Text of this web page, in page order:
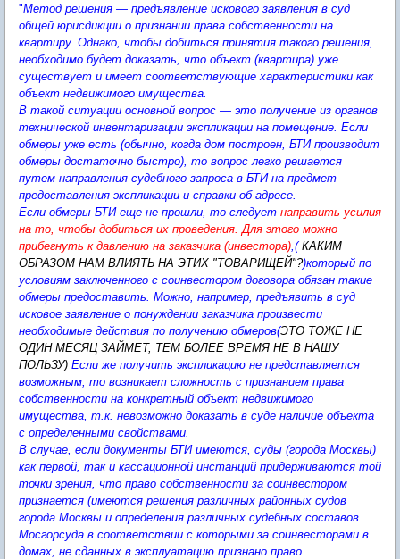
"Метод решения — предъявление искового заявления в суд
общей юрисдикции о признании права собственности на
квартиру. Однако, чтобы добиться принятия такого решения,
необходимо будет доказать, что объект (квартира) уже
существует и имеет соответствующие характеристики как
объект недвижимого имущества.
В такой ситуации основной вопрос — это получение из органов
технической инвентаризации экспликации на помещение. Если
обмеры уже есть (обычно, когда дом построен, БТИ производит
обмеры достаточно быстро), то вопрос легко решается
путем направления судебного запроса в БТИ на предмет
предоставления экспликации и справки об адресе.
Если обмеры БТИ еще не прошли, то следует направить усилия
на то, чтобы добиться их проведения. Для этого можно
прибегнуть к давлению на заказчика (инвестора) ,(КАКИМ
ОБРАЗОМ НАМ ВЛИЯТЬ НА ЭТИХ "ТОВАРИЩЕЙ"?)который по
условиям заключенного с соинвестором договора обязан такие
обмеры предоставить. Можно, например, предъявить в суд
исковое заявление о понуждении заказчика произвести
необходимые действия по получению обмеров(ЭТО ТОЖЕ НЕ
ОДИН МЕСЯЦ ЗАЙМЕТ, ТЕМ БОЛЕЕ ВРЕМЯ НЕ В НАШУ
ПОЛЬЗУ) Если же получить экспликацию не представляется
возможным, то возникает сложность с признанием права
собственности на конкретный объект недвижимого
имущества, т.к. невозможно доказать в суде наличие объекта
с определенными свойствами.
В случае, если документы БТИ имеются, суды (города Москвы)
как первой, так и кассационной инстанций придерживаются той
точки зрения, что право собственности за соинвестором
признается (имеются решения различных районных судов
города Москвы и определения различных судебных составов
Мосгорсуда в соответствии с которыми за соинвесторами в
домах, не сданных в эксплуатацию признано право